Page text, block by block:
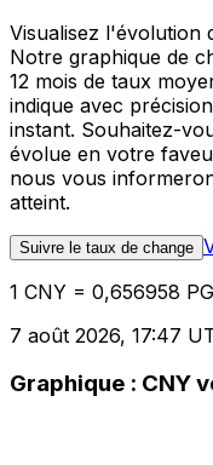
Visualisez l'évolution
Notre graphique de
12 mois de taux
indique avec
instant. Souhaitez-
évolue en votre
nous vous
atteint.
Suivre le taux de change
1 CNY = 0,656958
7 août 2026, 17:47
Graphique : CNY